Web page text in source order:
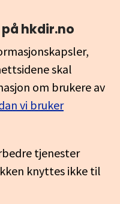
hkdir.no
skal
om brukere av
vi bruker
tjenester
knyttes ikke til